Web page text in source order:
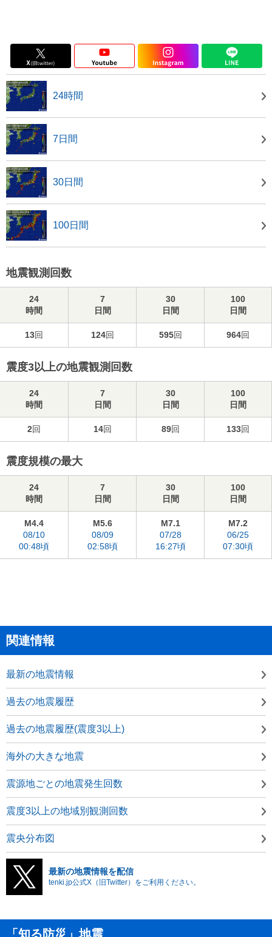
24時間
7日間
30日間
100日間
地震観測回数
24
時間
7
日間
30
日間
100
日間
13回 124回 595回 964回
震度3以上の地震観測回数
24
時間
7
日間
30
日間
100
日間
2回 14回 89回 133回
震度規模の最大
24
時間
7
日間
30
日間
100
日間
M4.4
08/10
00:48頃
M5.6
08/09
02:58頃
M7.1
07/28
16:27頃
M7.2
06/25
07:30頃
関連情報
最新の地震情報
過去の地震履歴
過去の地震履歴(震度3以上)
海外の大きな地震
震源地ごとの地震発生回数
震度3以上の地域別観測回数
震央分布図
最新の地震情報を配信
tenki.jp公式X（旧Twitter）をご利用ください。
「知る防災」地震